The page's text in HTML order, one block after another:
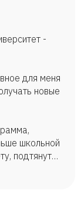
-
для меня
новые
школьной
подтянуть